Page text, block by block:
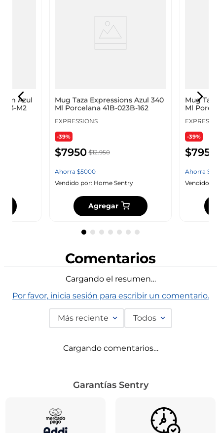
Cm Azul
M2
Mug Taza Expressions Azul 340
Ml Porcelana 41B-023B-162
EXPRESSIONS
-39%
$7950 $12.950
Ahorra $5000
Vendido por: Home Sentry
Agregar
Mug
Ml
-39%
$7950
Ahorra$
Vendido
Comentarios
Cargando el resumen…
Por favor, inicia sesión para escribir un comentario.
Más reciente Todos
Cargando comentarios…
Garantías Sentry